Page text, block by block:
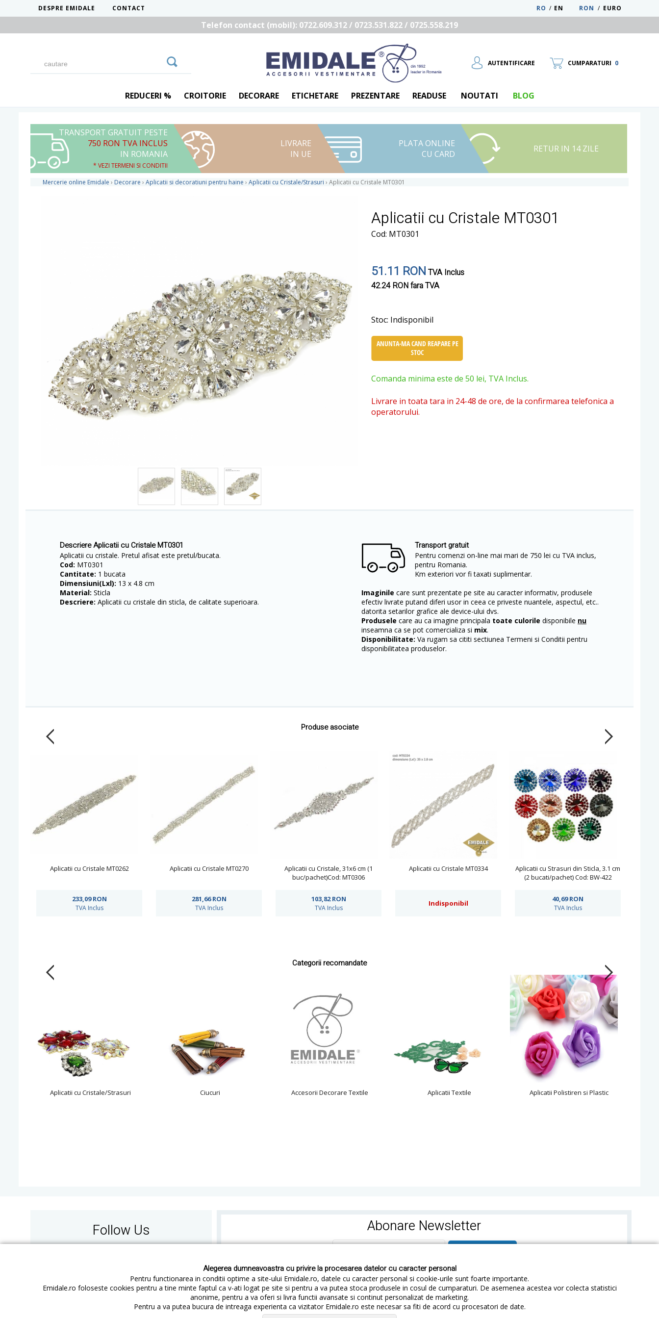
Alegerea dumneavoastra cu privire la procesarea datelor cu caracter personal
Pentru functionarea in conditii optime a site-ului Emidale.ro, datele cu caracter personal si cookie-urile sunt foarte importante.
Emidale.ro foloseste cookies pentru a tine minte faptul ca v-ati logat pe site si pentru a va putea stoca produsele in cosul de cumparaturi. De asemenea acestea vor colecta statistici
anonime, pentru a va oferi si livra functii avansate si continut personalizat de marketing.
Pentru a va putea bucura de intreaga experienta ca vizitator Emidale.ro este necesar sa fiti de acord cu procesatori de date.
DESPRE EMIDALE CONTACT RON / EURO
EN
/
RO
Telefon contact (mobil): 0722.609.312 / 0723.531.822 / 0725.558.219
AUTENTIFICARE
UTILIZATOR NOU
RECUPEREAZA PAROLA
CUMPARATURI 0
REDUCERI % CROITORIE DECORARE ETICHETARE PREZENTARE READUSE NOUTATI BLOG
TRANSPORT GRATUIT PESTE
750 RON TVA INCLUS
IN ROMANIA
* VEZI TERMENI SI CONDITII
LIVRARE
IN UE
PLATA ONLINE
CU CARD
RETUR IN 14 ZILE
Mercerie online Emidale › Decorare › Aplicatii si decoratiuni pentru haine › Aplicatii cu Cristale/Strasuri › Aplicatii cu Cristale MT0301
Aplicatii cu Cristale MT0301
Cod: MT0301
51.11 RON TVA Inclus
42.24 RONfara TVA
Stoc: Indisponibil
ANUNTA-MA CAND REAPARE PE
STOC
Comanda minima este de 50 lei, TVA Inclus.
Livrare in toata tara in 24-48 de ore, de la confirmarea telefonica a
operatorului.
Descriere Aplicatii cu Cristale MT0301
Aplicatii cu cristale. Pretul afisat este pretul/bucata.
Cod: MT0301
Cantitate: 1 bucata
Dimensiuni(Lxl): 13 x 4.8 cm
Material: Sticla
Descriere: Aplicatii cu cristale din sticla, de calitate superioara.
Transport gratuit
Pentru comenzi on-line mai mari de 750 lei cu TVA inclus,
pentru Romania.
Km exteriori vor fi taxati suplimentar.
Imaginile care sunt prezentate pe site au caracter informativ, produsele
efectiv livrate putand diferi usor in ceea ce priveste nuantele, aspectul, etc..
datorita setarilor grafice ale device-ului dvs.
Produsele care au ca imagine principala toate culorile disponibile nu
inseamna ca se pot comercializa si mix.
Disponibilitate: Va rugam sa cititi sectiunea Termeni si Conditii pentru
disponibilitatea produselor.
Produse asociate
Aplicatii cu Cristale MT0262
233,09RON
TVA Inclus
Aplicatii cu Cristale MT0270
281,66RON
TVA Inclus
Aplicatii cu Cristale, 31x6 cm (1
buc/pachet)Cod: MT0306
103,82RON
TVA Inclus
Aplicatii cu Cristale MT0334
Indisponibil
Aplicatii cu Strasuri din Sticla, 3.1 cm
(2 bucati/pachet) Cod: BW-422
40,69RON
TVA Inclus
Categorii recomandate
Aplicatii cu Cristale/Strasuri Ciucuri Accesorii Decorare Textile Aplicatii Textile Aplicatii Polistiren si Plastic
Follow Us Abonare Newsletter
Cum cumperi Cum platesc Cum livram Cum returnezi Termeni si Conditii Confidentialitate Sitemap